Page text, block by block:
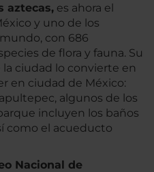
aztecas, es ahora el
y uno de los
con 686
de flora y fauna. Su
ciudad lo convierte en
en ciudad de México:
algunos de los
incluyen los baños
como el acueducto
Nacional de